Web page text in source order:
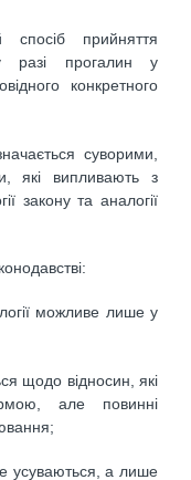
прийняття
разі прогалин у
конкретного
суворими,
які випливають з
закону та аналогії
можливе лише у
щодо відносин, які
але повинні
а лише